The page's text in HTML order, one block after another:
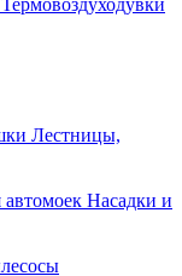
Термовоздуходувки
Лестницы,
Насадки и